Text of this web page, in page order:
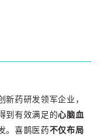
药研发领军企业，
到有效满足的心脑血
。喜鹊医药不仅布局